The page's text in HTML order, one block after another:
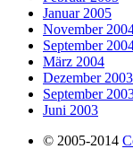
Januar 2005
November
September
März 2004
Dezember 2003
September
Juni 2003
© 2005-2014